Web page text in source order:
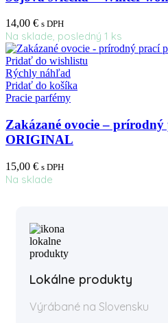
14,00 € s DPH
Na sklade, posledný 1 ks
Pridať do wishlistu
Rýchly náhľad
Pridať do košíka
Pracie parfémy
Zakázané ovocie –
ORIGINAL
15,00 € s DPH
Na sklade
Lokálne produkty
Výrábané na Slovensku